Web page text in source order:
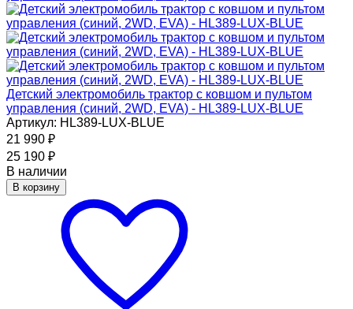
Детский электромобиль трактор с ковшом и пультом
управления (синий, 2WD, EVA) - HL389-LUX-BLUE
Артикул: HL389-LUX-BLUE
21 990 ₽
25 190 ₽
В наличии
В корзину